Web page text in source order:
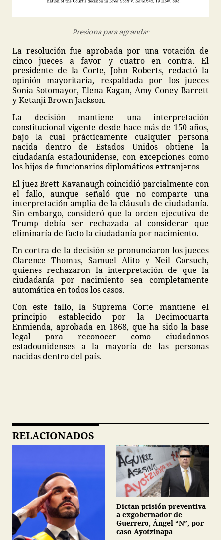
Presiona para agrandar
La resolución fue aprobada por una votación de
cinco jueces a favor y cuatro en contra. El
presidente de la Corte, John Roberts, redactó la
opinión mayoritaria, respaldada por los jueces
Sonia Sotomayor, Elena Kagan, Amy Coney Barrett
y Ketanji Brown Jackson.
La decisión mantiene una interpretación
constitucional vigente desde hace más de 150 años,
bajo la cual prácticamente cualquier persona
nacida dentro de Estados Unidos obtiene la
ciudadanía estadounidense, con excepciones como
los hijos de funcionarios diplomáticos extranjeros.
El juez Brett Kavanaugh coincidió parcialmente con
el fallo, aunque señaló que no comparte una
interpretación amplia de la cláusula de ciudadanía.
Sin embargo, consideró que la orden ejecutiva de
Trump debía ser rechazada al considerar que
eliminaría de facto la ciudadanía por nacimiento.
En contra de la decisión se pronunciaron los jueces
Clarence Thomas, Samuel Alito y Neil Gorsuch,
quienes rechazaron la interpretación de que la
ciudadanía por nacimiento sea completamente
automática en todos los casos.
Con este fallo, la Suprema Corte mantiene el
principio establecido por la Decimocuarta
Enmienda, aprobada en 1868, que ha sido la base
legal para reconocer como ciudadanos
estadounidenses a la mayoría de las personas
nacidas dentro del país.
RELACIONADOS
Dictan prisión preventiva
a exgobernador de
Guerrero, Ángel “N”, por
caso Ayotzinapa